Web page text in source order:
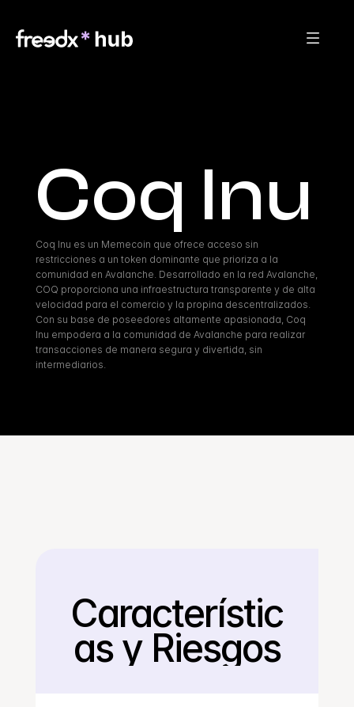
Coq Inu
Coq Inu es un Memecoin que ofrece acceso sin
restricciones a un token dominante que prioriza a la
comunidad en Avalanche. Desarrollado en la red Avalanche,
COQ proporciona una infraestructura transparente y de alta
velocidad para el comercio y la propina descentralizados.
Con su base de poseedores altamente apasionada, Coq
Inu empodera a la comunidad de Avalanche para realizar
transacciones de manera segura y divertida, sin
intermediarios.
Regresar
Característic
as y Riesgos